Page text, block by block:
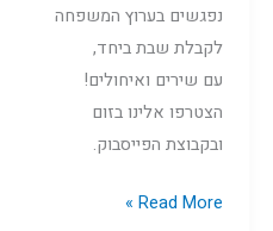
נפגשים בערוץ המשפחה
לקבלת שבת ביחד,
עם שירים ואיחולים!
הצטרפו אלינו בזום
ובקבוצת הפייסבוק.
Read More »